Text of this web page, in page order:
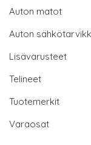
Auton matot
Auton
Lisävarusteet
Telineet
Tuotemerkit
Varaosat